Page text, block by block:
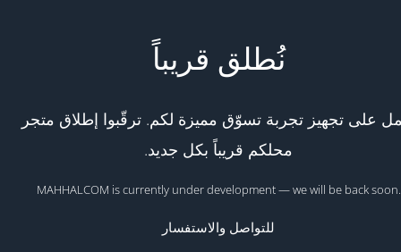
نُطلق قريباً
على تجهيز تجربة تسوّق مميزة لكم. ترقّبوا إطلاق متجر
محلكم قريباً بكل جديد.
MAHHALCOM is currently under development — we will be back soon.
للتواصل والاستفسار